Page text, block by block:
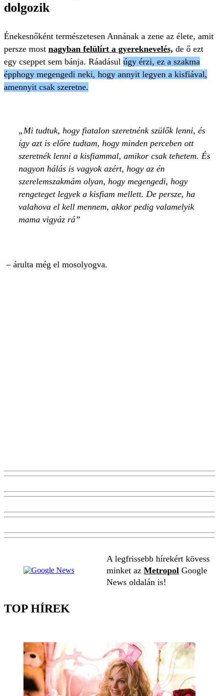
dolgozik
Énekesnőként természetesen Annának a zene az élete, amit
persze most nagyban felülírt a gyereknevelés, de ő ezt
egy cseppet sem bánja. Ráadásul úgy érzi, ez a szakma
épphogy megengedi neki, hogy annyit legyen a kisfiával,
amennyit csak szeretne.
Mi tudtuk, hogy fiatalon szeretnénk szülők lenni, és
így azt is előre tudtam, hogy minden perceben ott
szeretnék lenni a kisfiammal, amikor csak tehetem. És
nagyon hálás is vagyok azért, hogy az én
szerelemszakmám olyan, hogy megengedi, hogy
rengeteget legyek a kisfiam mellett. De persze, ha
valahova el kell mennem, akkor pedig valamelyik
mama vigyáz rá
– árulta még el mosolyogva.
A legfrissebb hírekért kövess
minket az Metropol Google
News oldalán is!
TOP HÍREK